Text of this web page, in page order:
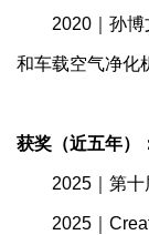
2020｜孙博文
和车载空气净化
获奖（近五年）
2025｜第
2025｜